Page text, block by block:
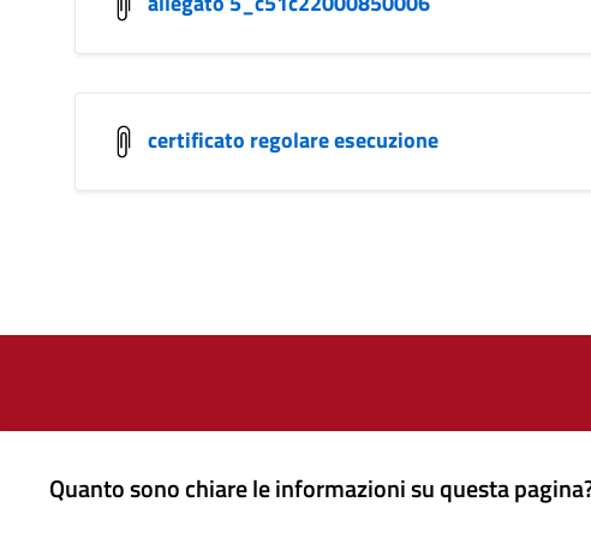
certificato regolare esecuzione
Quanto sono chiare le informazioni su questa